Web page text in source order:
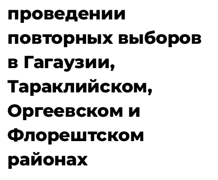
проведении
повторных выборов
в Гагаузии,
Тараклийском,
Оргеевском и
Флорештском
районах